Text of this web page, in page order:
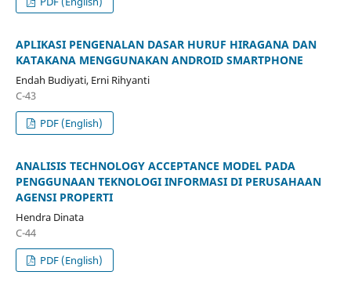
APLIKASI PENGENALAN DASAR HURUF HIRAGANA DAN
KATAKANA MENGGUNAKAN ANDROID SMARTPHONE
Endah Budiyati, Erni Rihyanti
C-43
PDF (English)
ANALISIS TECHNOLOGY ACCEPTANCE MODEL PADA
PENGGUNAAN TEKNOLOGI INFORMASI DI PERUSAHAAN
AGENSI PROPERTI
Hendra Dinata
C-44
PDF (English)